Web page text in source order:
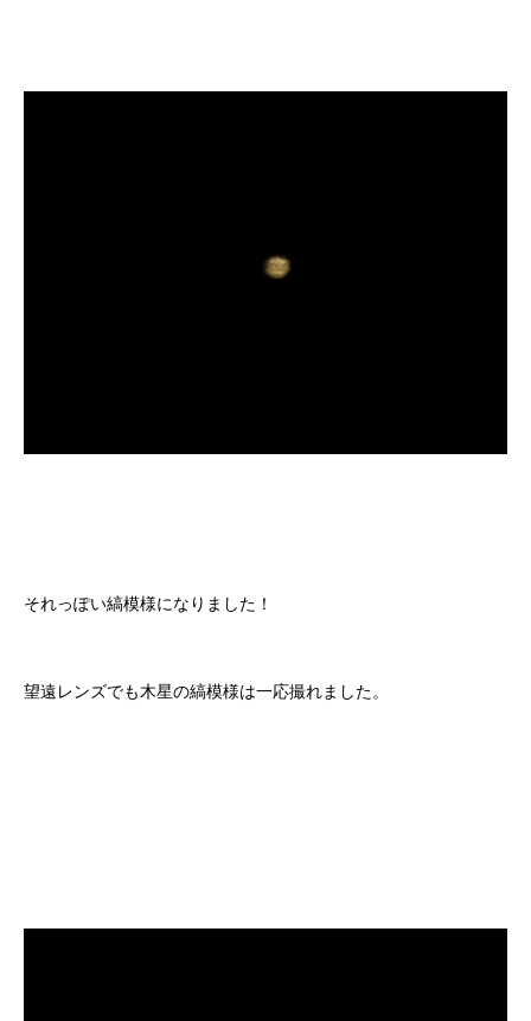
それっぽい縞模様になりました！
望遠レンズでも木星の縞模様は一応撮れました。